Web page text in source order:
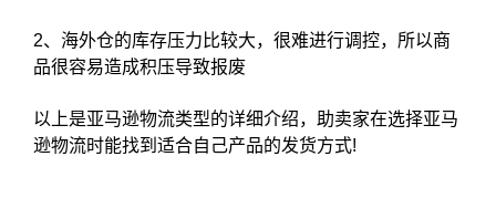
2、海外仓的库存压力比较大，很难进行调控，所以商
品很容易造成积压导致报废
以上是亚马逊物流类型的详细介绍，助卖家在选择亚马
逊物流时能找到适合自己产品的发货方式!